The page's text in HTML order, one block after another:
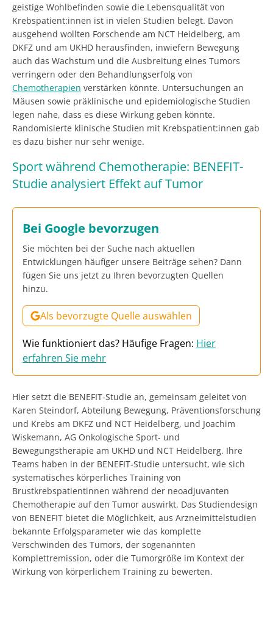
geistige Wohlbefinden sowie die Lebensqualität von
Krebspatient:innen ist in vielen Studien belegt. Davon
ausgehend wollten Forschende am NCT Heidelberg, am
DKFZ und am UKHD herausfinden, inwiefern Bewegung
auch das Wachstum und die Ausbreitung eines Tumors
verringern oder den Behandlungserfolg von
Chemotherapien verstärken könnte. Untersuchungen an
Mäusen sowie präklinische und epidemiologische Studien
legen nahe, dass es diese Wirkung geben könnte.
Randomisierte klinische Studien mit Krebspatient:innen gab
es dazu bisher nur sehr wenige.
Sport während Chemotherapie: BENEFIT-
Studie analysiert Effekt auf Tumor
Bei Google bevorzugen
Sie möchten bei der Suche nach aktuellen
Entwicklungen häufiger unsere Beiträge sehen? Dann
fügen Sie uns jetzt zu Ihren bevorzugten Quellen
hinzu.
Als bevorzugte Quelle auswählen
Wie funktioniert das? Häufige Fragen: Hier
erfahren Sie mehr
Hier setzt die BENEFIT-Studie an, gemeinsam geleitet von
Karen Steindorf, Abteilung Bewegung, Präventionsforschung
und Krebs am DKFZ und NCT Heidelberg, und Joachim
Wiskemann, AG Onkologische Sport- und
Bewegungstherapie am UKHD und NCT Heidelberg. Ihre
Teams haben in der BENEFIT-Studie untersucht, wie sich
systematisches körperliches Training von
Brustkrebspatientinnen während der neoadjuvanten
Chemotherapie auf den Tumor auswirkt. Das Studiendesign
von BENEFIT bietet die Möglichkeit, aus Arzneimittelstudien
bekannte Erfolgsparameter wie das komplette
Verschwinden des Tumors, der sogenannten
Komplettremission, oder die Tumorgröße im Kontext der
Wirkung von körperlichem Training zu bewerten.